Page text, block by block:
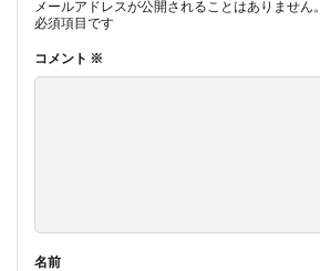
メールアドレスが公開されることはありません。
必須項目です
コメント ※
名前